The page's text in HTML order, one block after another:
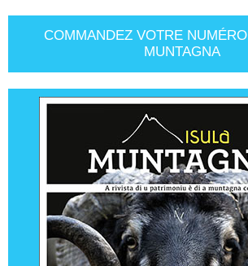
COMMANDEZ VOTRE
MUNTAGNA